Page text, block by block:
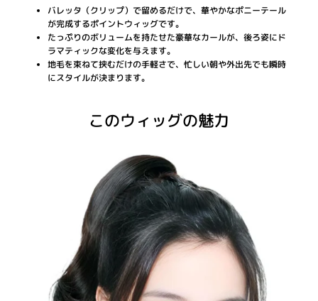
バレッタ（クリップ）で留めるだけで、華やかなポニーテール
が完成するポイントウィッグです。
たっぷりのボリュームを持たせた豪華なカールが、後ろ姿にド
ラマティックな変化を与えます。
地毛を束ねて挟むだけの手軽さで、忙しい朝や外出先でも瞬時
にスタイルが決まります。
このウィッグの魅力